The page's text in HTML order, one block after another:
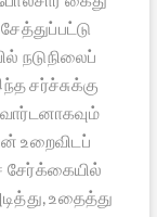
நடுநிலைப்
சர்ச்சுக்கு
உறைவிடப்
உதைத்து